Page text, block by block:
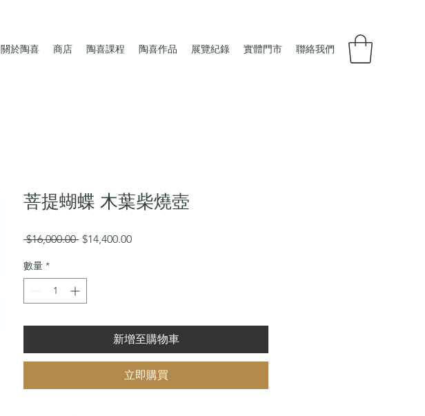
關於陶喜 商店 陶喜課程 陶喜作品 展覽紀錄 實體門市 聯絡我們
菩提蝴蝶 木葉柴燒壺
$16,000.00 一
格
$14,400.00促
數量 *
新增至購物車
立即購買